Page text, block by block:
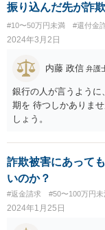
振り込んだ先が詐
#10〜50万円未満 #還付金
2024年3月2日
内藤 政信 弁護
銀行の人が言うよう
期を 待つしかありま
しょう。
詐欺被害にあって
いのか？
#返金請求 #50〜100万円未
2024年1月25日